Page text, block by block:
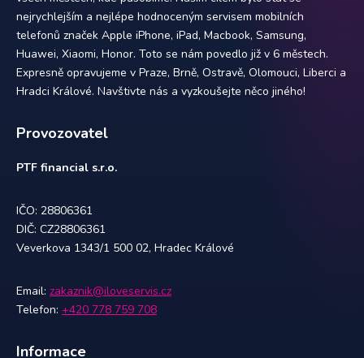
nejrychlejším a nejlépe hodnoceným servisem mobilních
telefonů značek Apple iPhone, iPad, Macbook, Samsung,
Huawei, Xiaomi, Honor. Toto se nám povedlo již v 6 městech.
Expresně opravujeme v Praze, Brně, Ostravě, Olomouci, Liberci a
Hradci Králové. Navštivte nás a vyzkoušejte něco jiného!
Provozovatel
PTF financial s.r.o.
IČO: 28806361
DIČ: CZ28806361
Veverkova 1343/1 500 02, Hradec Králové
Email: zakaznik@iloveservis.cz
Telefon: +420 778 759 708
Informace